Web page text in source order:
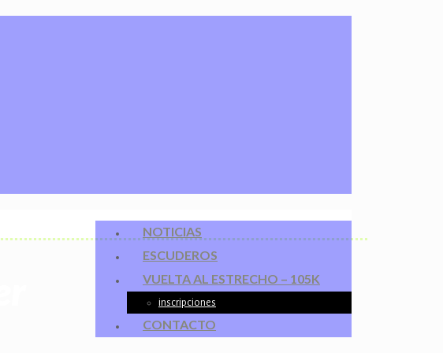
NOTICIAS
ESCUDEROS
VUELTA AL ESTRECHO – 105K
inscripciones
CONTACTO